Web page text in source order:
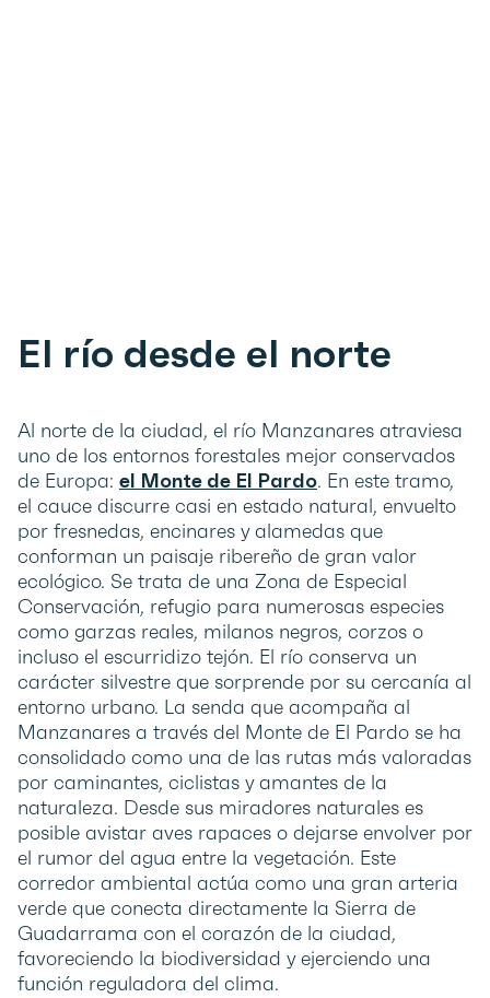
El río desde el norte
Al norte de la ciudad, el río Manzanares atraviesa
uno de los entornos forestales mejor conservados
de Europa: el Monte de El Pardo. En este tramo,
el cauce discurre casi en estado natural, envuelto
por fresnedas, encinares y alamedas que
conforman un paisaje ribereño de gran valor
ecológico. Se trata de una Zona de Especial
Conservación, refugio para numerosas especies
como garzas reales, milanos negros, corzos o
incluso el escurridizo tejón. El río conserva un
carácter silvestre que sorprende por su cercanía al
entorno urbano. La senda que acompaña al
Manzanares a través del Monte de El Pardo se ha
consolidado como una de las rutas más valoradas
por caminantes, ciclistas y amantes de la
naturaleza. Desde sus miradores naturales es
posible avistar aves rapaces o dejarse envolver por
el rumor del agua entre la vegetación. Este
corredor ambiental actúa como una gran arteria
verde que conecta directamente la Sierra de
Guadarrama con el corazón de la ciudad,
favoreciendo la biodiversidad y ejerciendo una
función reguladora del clima.